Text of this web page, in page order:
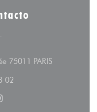
75011 PARIS((abre
02
((abre numa nova
((abre numa